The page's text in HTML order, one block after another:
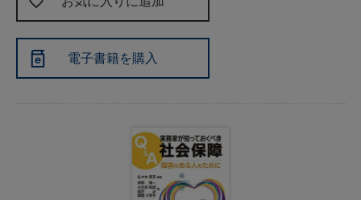
電子書籍を購入